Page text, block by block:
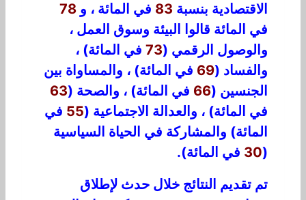
الاقتصادية بنسبة 83 في المائة ، و 78
في المائة قالوا البيئة وسوق العمل ،
والوصول الرقمي (73 في المائة) ،
والفساد (69 في المائة) ، والمساواة بين
الجنسين (66 في المائة) ، والصحة (63
في المائة) ، والعدالة الاجتماعية (55 في
المائة) والمشاركة في الحياة السياسية
(
30 في المائة).
تم تقديم النتائج خلال حدث لإطلاق